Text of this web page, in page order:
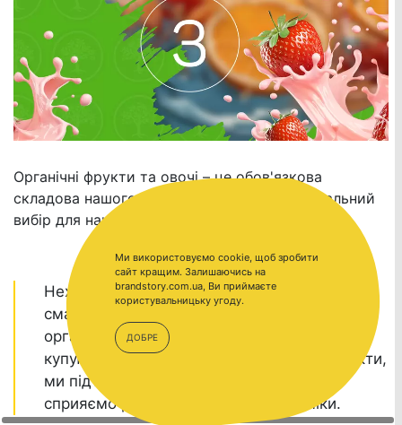
Органічні фрукти та овочі – це обов'язкова
складова нашого щоденного раціону та ідеальний
вибір для нашого здоров'я.
Нехай ваші обіди та сніданки стануть ще
смачнішими та кориснішими завдяки
органічним продуктам. Пам'ятайте, що
купуючи українські органічні овочі та фрукти,
ми підтримуємо власних фермерів та
сприяємо розвитку місцевої економіки.
Ми використовуємо cookie, щоб зробити
сайт кращим. Залишаючись на
brandstory.com.ua, Ви приймаєте
користувальницьку угоду.
ДОБРЕ